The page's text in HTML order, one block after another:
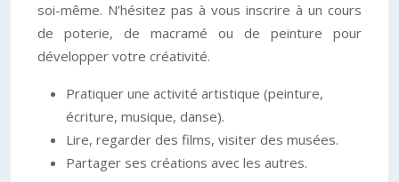
soi-même. N’hésitez pas à vous inscrire à un cours
de poterie, de macramé ou de peinture pour
développer votre créativité.
Pratiquer une activité artistique (peinture,
écriture, musique, danse).
Lire, regarder des films, visiter des musées.
Partager ses créations avec les autres.